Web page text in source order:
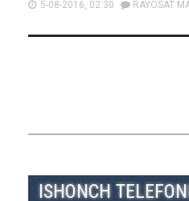
5-08-2016, 02:30 RAYOSAT
ISHONCH